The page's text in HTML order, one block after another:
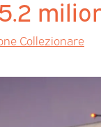
Collezionare